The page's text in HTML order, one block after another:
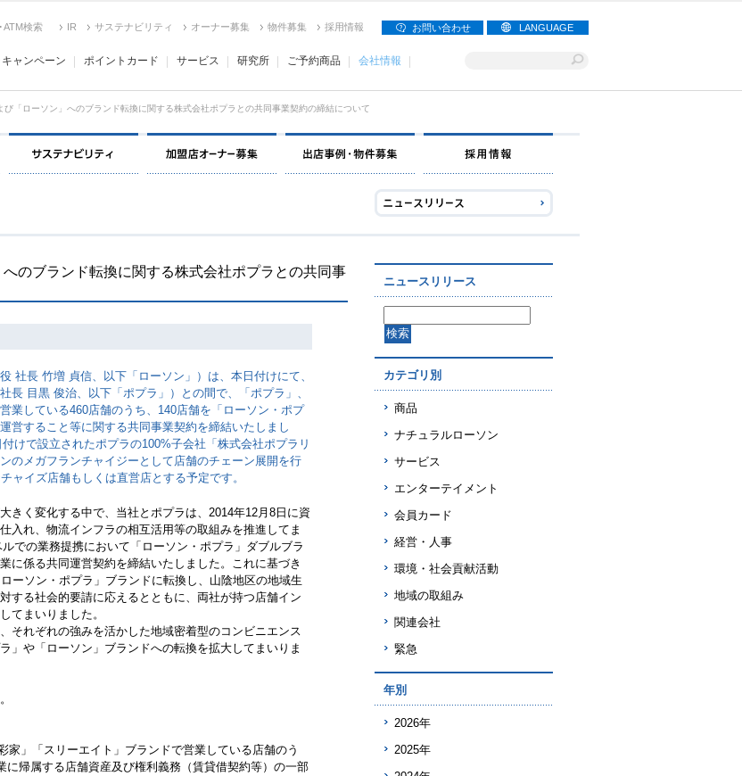
ATM検索 IR サステナビリティ オーナー募集 物件募集 採用情報 お問い合わせ LANGUAGE
ャンペーン ポイントカード サービス 研究所 ご予約商品 会社情報
び「ローソン」へのブランド転換に関する株式会社ポプラとの共同事業契約の締結について
のブランド転換に関する株式会社ポプラとの共同事
社長 竹増 貞信、以下「ローソン」）は、本日付けにて、
長 目黒 俊治、以下「ポプラ」）との間で、「ポプラ」、
業している460店舗のうち、140店舗を「ローソン・ポプ
営すること等に関する共同事業契約を締結いたしまし
けで設立されたポプラの100%子会社「株式会社ポプラリ
のメガフランチャイジーとして店舗のチェーン展開を行
ャイズ店舗もしくは直営店とする予定です。
きく変化する中で、当社とポプラは、2014年12月8日に資
入れ、物流インフラの相互活用等の取組みを推進してま
での業務提携において「ローソン・ポプラ」ダブルブラ
に係る共同運営契約を締結いたしました。これに基づき
ーソン・ポプラ」ブランドに転換し、山陰地区の地域生
する社会的要請に応えるとともに、両社が持つ店舗イン
てまいりました。
それぞれの強みを活かした地域密着型のコンビニエンス
」や「ローソン」ブランドへの転換を拡大してまいりま
」「スリーエイト」ブランドで営業している店舗のう
に帰属する店舗資産及び権利義務（賃貸借契約等）の一部
ニュースリリース
カテゴリ別
商品
ナチュラルローソン
サービス
エンターテイメント
会員カード
経営・人事
環境・社会貢献活動
地域の取組み
関連会社
緊急
年別
2026年
2025年